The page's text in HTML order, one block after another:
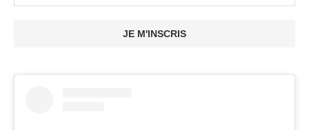
JE M'INSCRIS